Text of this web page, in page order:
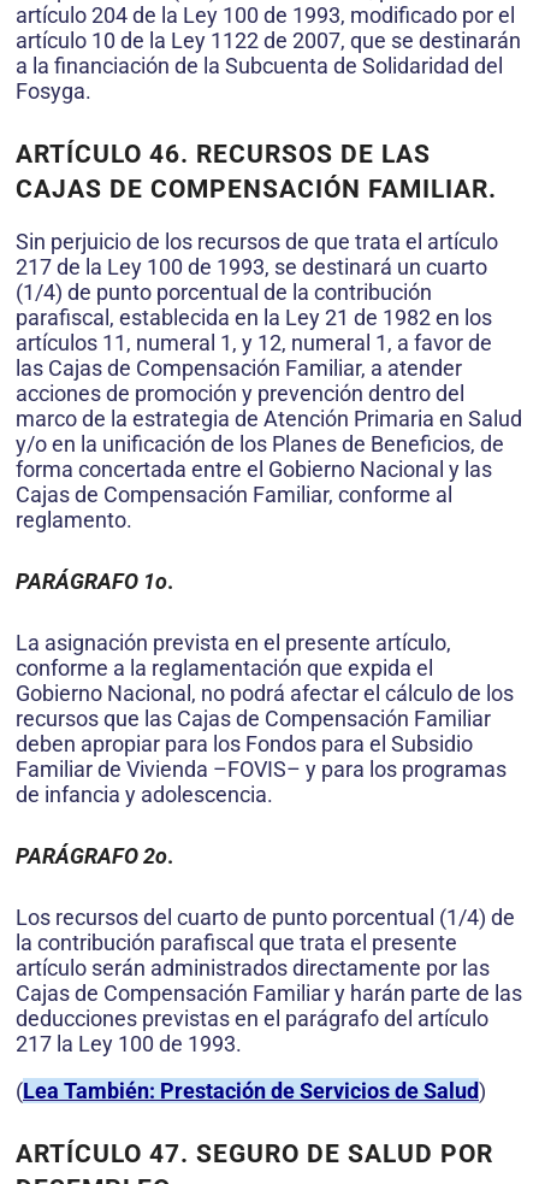
artículo 204 de la Ley 100 de 1993, modificado por el
artículo 10 de la Ley 1122 de 2007, que se destinarán
a la financiación de la Subcuenta de Solidaridad del
Fosyga.
ARTÍCULO 46. RECURSOS DE LAS
CAJAS DE COMPENSACIÓN FAMILIAR.
Sin perjuicio de los recursos de que trata el artículo
217 de la Ley 100 de 1993, se destinará un cuarto
(1/4) de punto porcentual de la contribución
parafiscal, establecida en la Ley 21 de 1982 en los
artículos 11, numeral 1, y 12, numeral 1, a favor de
las Cajas de Compensación Familiar, a atender
acciones de promoción y prevención dentro del
marco de la estrategia de Atención Primaria en Salud
y/o en la unificación de los Planes de Beneficios, de
forma concertada entre el Gobierno Nacional y las
Cajas de Compensación Familiar, conforme al
reglamento.
PARÁGRAFO 1o.
La asignación prevista en el presente artículo,
conforme a la reglamentación que expida el
Gobierno Nacional, no podrá afectar el cálculo de los
recursos que las Cajas de Compensación Familiar
deben apropiar para los Fondos para el Subsidio
Familiar de Vivienda –FOVIS– y para los programas
de infancia y adolescencia.
PARÁGRAFO 2o.
Los recursos del cuarto de punto porcentual (1/4) de
la contribución parafiscal que trata el presente
artículo serán administrados directamente por las
Cajas de Compensación Familiar y harán parte de las
deducciones previstas en el parágrafo del artículo
217 la Ley 100 de 1993.
(Lea También: Prestación de Servicios de Salud)
ARTÍCULO 47. SEGURO DE SALUD POR